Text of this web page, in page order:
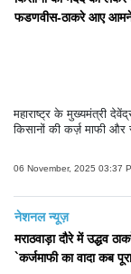
फडणवीस-ठाकरे आए
महाराष्ट्र के मुख्यमंत्री
किसानों की कर्ज़ माफी और
06 November, 2025 03:37
नेशनल न्यूज़
मराठवाड़ा दौरे में उद्धव
`कर्जमाफी का वादा कब